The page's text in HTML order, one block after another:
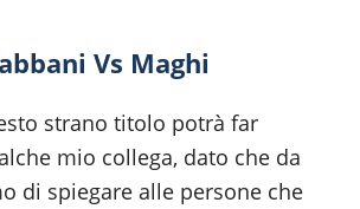
Vs Maghi
strano titolo potrà far
mio collega, dato che da
di spiegare alle persone che